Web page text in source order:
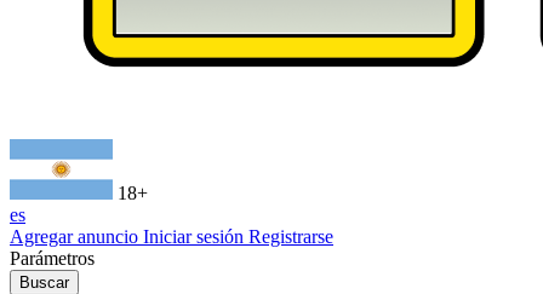
18+
es
Agregar anuncio Iniciar sesión Registrarse
Parámetros
Buscar